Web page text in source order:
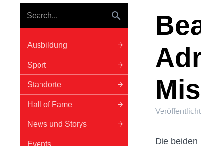
Ausbildung
Sport
Standorte
Hall of Fame
News und Storys
Events
Die beiden